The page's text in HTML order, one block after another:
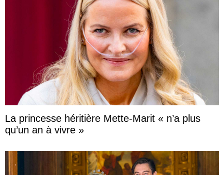
La princesse héritière Mette-Marit « n’a plus
qu’un an à vivre »